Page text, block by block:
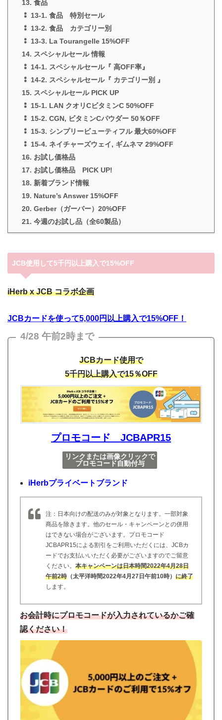
13. 食品
⁑ 13-1. 食品 特別セール
⁑ 13-2. 食品 カテゴリー別
⁑ 13-3. La Tourangelle 15%OFF
14. スペシャルセール 情報
⁑ 14-1. スペシャルセール『 高OFF率』
⁑ 14-2. スペシャルセール『 カテゴリー別 』
15. スペシャルセール PICK UP
⁑ 15-1. LAN クオリCビタミンC 50%OFF
⁑ 15-2. CGN, ビタミンCパウダー 50％OFF
⁑ 15-3. シンプリービューティフル 最大60%OFF
⁑ 15-4. ネイチャーズウェイ, ギムネマ 29%OFF
16. お試し価格品
17. お試し価格品 PICK UP!
18. 新着ブランド情報
19. Nature’s Answer 15%OFF
20. Gerber（ガーバー）20%OFF
21. 今週のお試し品（全60製品）
JCB使用して5千円以上購入で15%OFF
iHerb x JCB コラボ企画
JCBカードを使って5,000円以上購入で15%OFF！
4/28 午前2時まで
JCBカード使用で
5千円以上購入で15％OFF
プロモコード JCBAPR15
リンクまたは画像クリックで
プロモコード自動付与
iHerbプライベートブランド
注：日本向けの配送のみが対象となります。一部対象
商品を除きます。他のセール・キャンペーンとの併用
はできない場合がございます。プロモコード
JCBAPR15による割引をご利用いただくには、JCBカ
ードでお支払いいただく必要がございますのでご留意
ください。本キャンペーンは日本時間2022年4月28日
午前2時 （太平洋時間2022年4月27日午前10時）に終了
します。
お会計時にプロモコードが入力されているかご確
認ください！